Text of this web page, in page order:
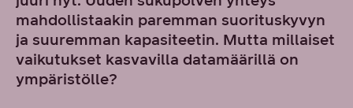
mahdollistaakin paremman suorituskyvyn
ja suuremman kapasiteetin. Mutta millaiset
vaikutukset kasvavilla datamäärillä on
ympäristölle?